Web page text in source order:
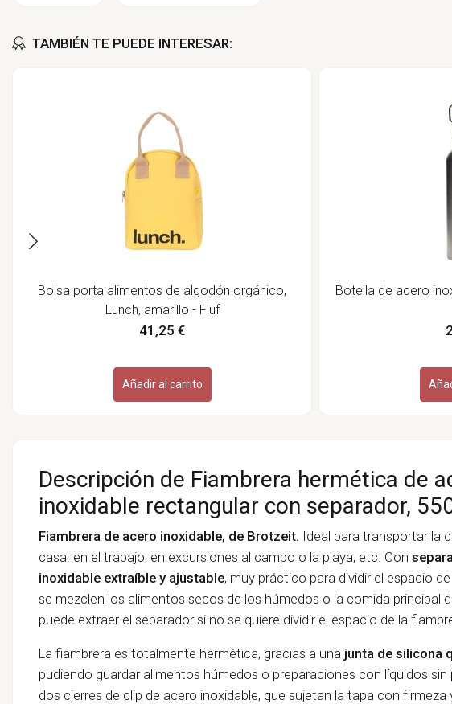
TAMBIÉN TE PUEDE INTERESAR:
Bolsa porta alimentos de algodón orgánico,
Lunch, amarillo - Fluf
41,25 €
Añadir al carrito
Botella de acero
Descripción de Fiambrera hermética de
inoxidable rectangular con separador,
Fiambrera de acero inoxidable, de Brotzeit. Ideal para transportar la
casa: en el trabajo, en excursiones al campo o la playa, etc. Con
inoxidable extraíble y ajustable, muy práctico para dividir el espacio
se mezclen los alimentos secos de los húmedos o la comida principal
puede extraer el separador si no se quiere dividir el espacio de la
La fiambrera es totalmente hermética, gracias a una junta de silicona
pudiendo guardar alimentos húmedos o preparaciones con líquidos sin
dos cierres de clip de acero inoxidable, que sujetan la tapa con firmeza